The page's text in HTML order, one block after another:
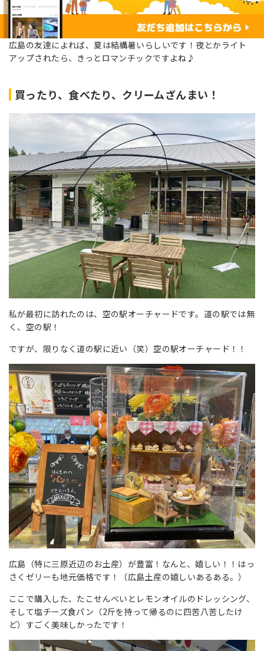
広島の友達によれば、夏は結構暑いらしいです！夜とかライト
アップされたら、きっとロマンチックですよね♪
買ったり、食べたり、クリームざんまい！
私が最初に訪れたのは、空の駅オーチャードです。道の駅では無
く、空の駅！
ですが、限りなく道の駅に近い（笑）空の駅オーチャード！！
広島（特に三原近辺のお土産）が豊富！なんと、嬉しい！！はっ
さくゼリーも地元価格です！（広島土産の嬉しいあるある。）
ここで購入した、たこせんべいとレモンオイルのドレッシング、
そして塩チーズ食パン（2斤を持って帰るのに四苦八苦したけ
ど）すごく美味しかったです！